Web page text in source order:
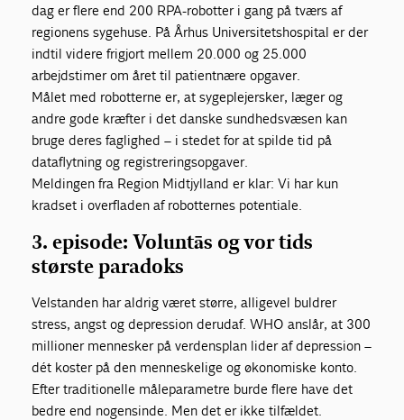
dag er flere end 200 RPA-robotter i gang på tværs af
regionens sygehuse. På Århus Universitetshospital er der
indtil videre frigjort mellem 20.000 og 25.000
arbejdstimer om året til patientnære opgaver.
Målet med robotterne er, at sygeplejersker, læger og
andre gode kræfter i det danske sundhedsvæsen kan
bruge deres faglighed – i stedet for at spilde tid på
dataflytning og registreringsopgaver.
Meldingen fra Region Midtjylland er klar: Vi har kun
kradset i overfladen af robotternes potentiale.
3. episode: Voluntās og vor tids
største paradoks
Velstanden har aldrig været større, alligevel buldrer
stress, angst og depression derudaf. WHO anslår, at 300
millioner mennesker på verdensplan lider af depression –
dét koster på den menneskelige og økonomiske konto.
Efter traditionelle måleparametre burde flere have det
bedre end nogensinde. Men det er ikke tilfældet.